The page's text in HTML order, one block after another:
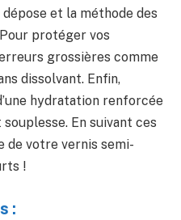
et la méthode des
protéger vos
grossières comme
dissolvant. Enfin,
hydratation renforcée
En suivant ces
de votre vernis semi-
!
: